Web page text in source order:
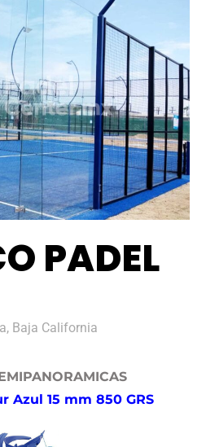
PADEL
Baja California
Azul 15 mm 850 GRS